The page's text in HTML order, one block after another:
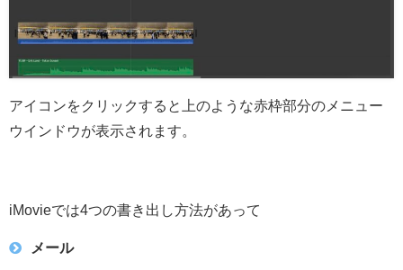
アイコンをクリックすると上のような赤枠部分のメニュー
ウインドウが表示されます。
iMovieでは4つの書き出し方法があって
メール